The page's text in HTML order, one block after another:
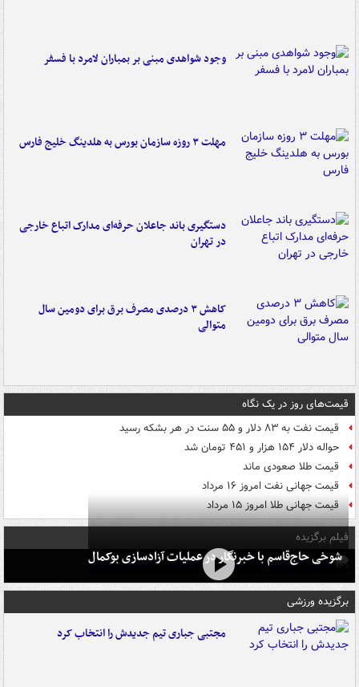
وجود شواهدی مبنی بر بمباران لامرد با فسفر
مهلت ۳ روزه سازمان بورس به هلدینگ خلیج فارس
دستگیری باند جاعلان حرفه‌ای مدارک اتباع خارجی
در تهران
کاهش ۳ درصدی مصرف برق برای دومین سال
متوالی
قیمت‌های روز در یک نگاه
قیمت نفت به ۸۳ دلار و ۵۵ سنت در هر بشکه رسید
حواله دلار ۱۵۴ هزار و ۴۵۱ تومان شد
قیمت طلا صعودی ماند
قیمت جهانی نفت امروز ۱۶ مرداد
قیمت جهانی طلا امروز ۱۵ مرداد
فیلم برگزیده
شوخی حاج‌قاسم با خبرنگار در عملیات آزادسازی بوکمال
برگزیده ورزشی
مجتبی جباری تیم جدیدش را انتخاب کرد